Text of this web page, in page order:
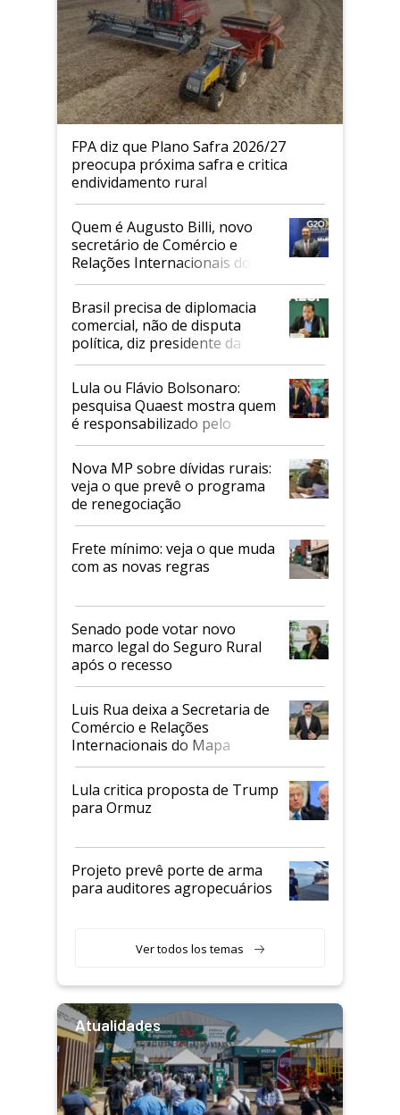
FPA diz que Plano Safra 2026/27
preocupa próxima safra e critica
endividamento rural
Quem é Augusto Billi, novo
secretário de Comércio e
Relações Internacionais do
Mapa
Brasil precisa de diplomacia
comercial, não de disputa
política, diz presidente da
Faesp
Lula ou Flávio Bolsonaro:
pesquisa Quaest mostra quem
é responsabilizado pelo
tarifaço dos EUA
Nova MP sobre dívidas rurais:
veja o que prevê o programa
de renegociação
Frete mínimo: veja o que muda
com as novas regras
Senado pode votar novo
marco legal do Seguro Rural
após o recesso
Luis Rua deixa a Secretaria de
Comércio e Relações
Internacionais do Mapa
Lula critica proposta de Trump
para Ormuz
Projeto prevê porte de arma
para auditores agropecuários
Ver todos los temas
Atualidades